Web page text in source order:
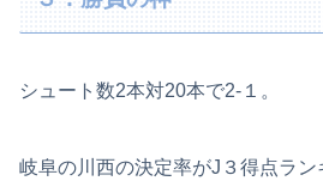
シュート数2本対20本で2-１。
岐阜の川西の決定率がJ３得点ラ